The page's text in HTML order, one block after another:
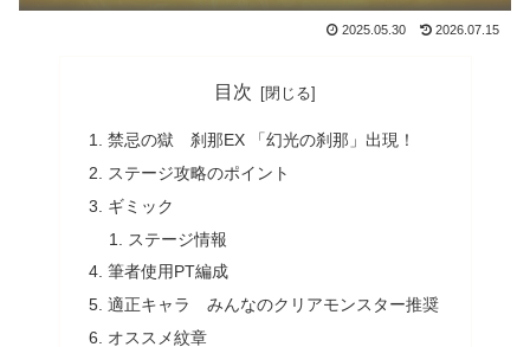
2025.05.30 2026.07.15
目次
禁忌の獄 刹那EX 「幻光の刹那」出現！
ステージ攻略のポイント
ギミック
ステージ情報
筆者使用PT編成
適正キャラ みんなのクリアモンスター推奨
オススメ紋章